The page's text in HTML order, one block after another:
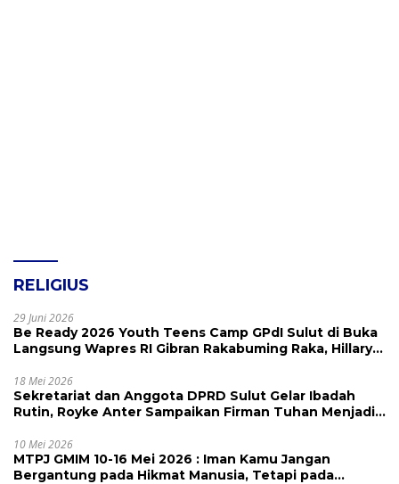
RELIGIUS
29 Juni 2026
Be Ready 2026 Youth Teens Camp GPdI Sulut di Buka
Langsung Wapres RI Gibran Rakabuming Raka, Hillary
18 Mei 2026
Sekretariat dan Anggota DPRD Sulut Gelar Ibadah
Rutin, Royke Anter Sampaikan Firman Tuhan Menjadi
10 Mei 2026
MTPJ GMIM 10-16 Mei 2026 : Iman Kamu Jangan
Bergantung pada Hikmat Manusia, Tetapi pada